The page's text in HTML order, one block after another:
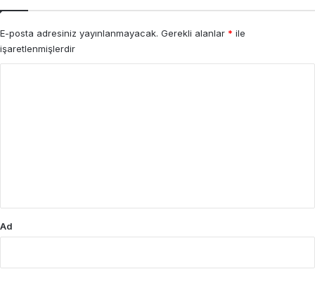
E-posta adresiniz yayınlanmayacak. Gerekli alanlar * ile
işaretlenmişlerdir
Ad